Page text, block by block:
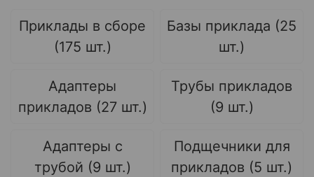
Приклады в сборе
(175 шт.)
Базы приклада (25
шт.)
Адаптеры
прикладов (27 шт.)
Трубы прикладов
(9 шт.)
Адаптеры с
трубой (9 шт.)
Подщечники для
прикладов (5 шт.)